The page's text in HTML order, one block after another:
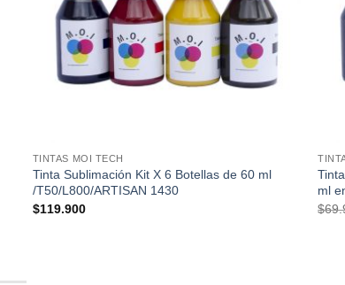
TINTAS MOI TECH
Tinta Sublimación Kit X 6 Botellas de 60 ml
/T50/L800/ARTISAN 1430
$119.900
ml
$